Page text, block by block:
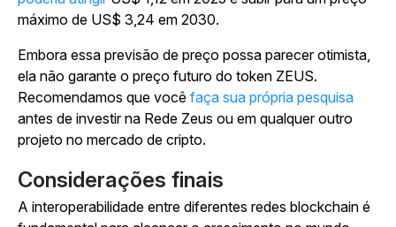
máximo de US$ 3,24 em 2030.
Embora essa previsão de preço possa parecer otimista,
ela não garante o preço futuro do token ZEUS.
Recomendamos que você faça sua própria pesquisa
antes de investir na Rede Zeus ou em qualquer outro
projeto no mercado de cripto.
Considerações finais
A interoperabilidade entre diferentes redes blockchain é